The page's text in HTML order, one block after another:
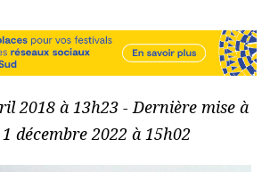
2018 à 13h23 - Dernière mise à
décembre 2022 à 15h02